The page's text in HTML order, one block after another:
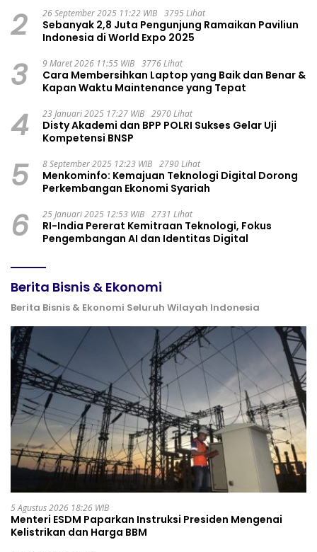
2 26 September 2025 11:22 WIB 3795 Lihat
Sebanyak 2,8 Juta Pengunjung Ramaikan Paviliun
Indonesia di World Expo 2025
3 9 Maret 2026 11:55 WIB 3776 Lihat
Cara Membersihkan Laptop yang Baik dan Benar &
Kapan Waktu Maintenance yang Tepat
4 23 Januari 2025 17:27 WIB 2970 Lihat
Disty Akademi dan BPP POLRI Sukses Gelar Uji
Kompetensi BNSP
5 8 September 2025 12:23 WIB 2790 Lihat
Menkominfo: Kemajuan Teknologi Digital Dorong
Perkembangan Ekonomi Syariah
6 25 Januari 2025 12:53 WIB 2731 Lihat
RI-India Pererat Kemitraan Teknologi, Fokus
Pengembangan AI dan Identitas Digital
Berita Bisnis & Ekonomi
Berita Bisnis & Ekonomi Seluruh Wilayah Indonesia
5 Agustus 2026 18:26 WIB
Menteri ESDM Paparkan Instruksi Presiden Mengenai
Kelistrikan dan Harga BBM